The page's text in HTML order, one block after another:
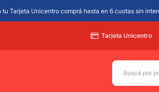
tu Tarjeta Unicentro comprá hasta en 6 cuotas sin
Tarjeta Unicentro
Buscá